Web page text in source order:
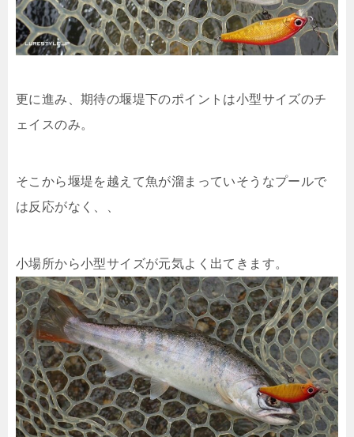
更に進み、期待の堰堤下のポイントは小型サイズのチ
ェイスのみ。
そこから堰堤を越えて魚が溜まっていそうなプールで
は反応がなく、、
小場所から小型サイズが元気よく出てきます。